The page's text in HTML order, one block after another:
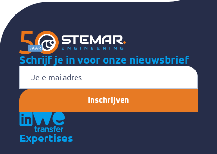
Schrijf je in voor onze nieuwsbrief
mailadres
Expertises